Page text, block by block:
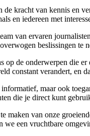
kracht van kennis en
en iedereen met
van ervaren
beslissingen te
op de onderwerpen die
constant verandert, en
maar ook
die je direct kunt
maken van onze
we een vruchtbare